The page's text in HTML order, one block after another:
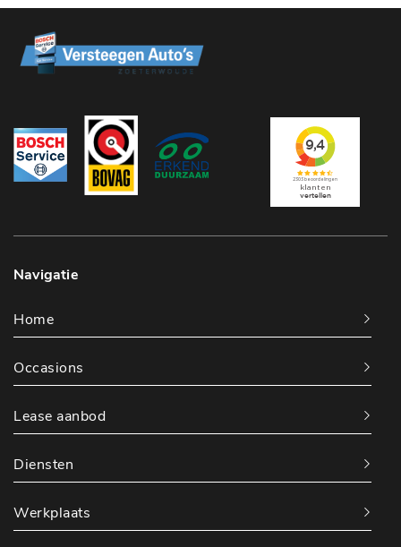
Navigatie
Home
Occasions
Lease aanbod
Diensten
Werkplaats